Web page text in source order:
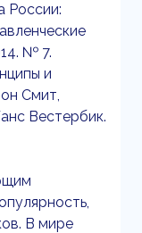
России:
№ 7.
и
Смит,
Вестербик.
В мире